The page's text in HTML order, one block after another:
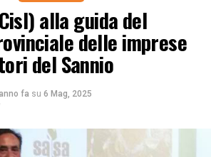
alla guida del
delle imprese
del Sannio
fa su 6 Mag, 2025